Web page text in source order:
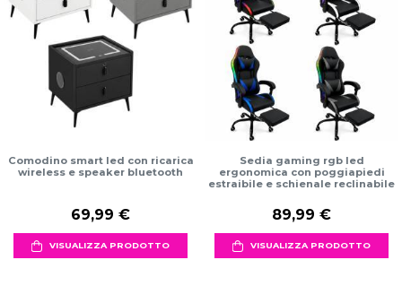
Comodino smart led con ricarica
wireless e speaker bluetooth
69,99 €
VISUALIZZA PRODOTTO
Sedia gaming rgb led
ergonomica con poggiapiedi
estraibile e schienale reclinabile
89,99 €
VISUALIZZA PRODOTTO